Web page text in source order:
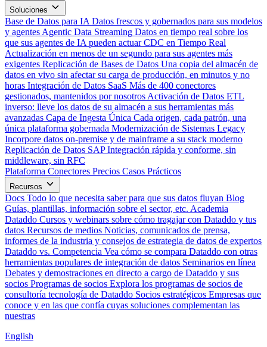
Soluciones
Base de Datos para IA Datos frescos y gobernados para sus modelos
y agentes Agentic Data Streaming Datos en tiempo real sobre los
que sus agentes de IA pueden actuar CDC en Tiempo Real
Actualización en menos de un segundo para sus agentes más
exigentes Replicación de Bases de Datos Una copia del almacén de
datos en vivo sin afectar su carga de producción, en minutos y no
horas Integración de Datos SaaS Más de 400 conectores
gestionados, mantenidos por nosotros Activación de Datos ETL
inverso: lleve los datos de su almacén a sus herramientas más
avanzadas Capa de Ingesta Única Cada origen, cada patrón, una
única plataforma gobernada Modernización de Sistemas Legacy
Incorpore datos on-premise y de mainframe a su stack moderno
Replicación de Datos SAP Integración rápida y conforme, sin
middleware, sin RFC
Plataforma Conectores Precios Casos Prácticos
Recursos
Docs Todo lo que necesita saber para que sus datos fluyan Blog
Guías, plantillas, información sobre el sector, etc. Academia
Dataddo Cursos y webinars sobre cómo tragajar con Dataddo y tus
datos Recursos de medios Noticias, comunicados de prensa,
informes de la industria y consejos de estrategia de datos de expertos
Dataddo vs. Competencia Vea cómo se compara Dataddo con otras
herramientas populares de integración de datos Seminarios en línea
Debates y demostraciones en directo a cargo de Dataddo y sus
socios Programas de socios Explora los programas de socios de
consultoría tecnología de Dataddo Socios estratégicos Empresas que
conoce y en las que confía cuyas soluciones complementan las
nuestras
English